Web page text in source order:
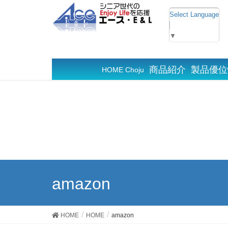
Select Language
▼
HOME Choju 商品紹介 製品優
amazon
HOME HOME amazon